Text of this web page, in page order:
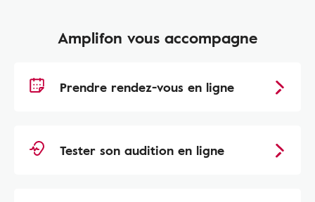
Amplifon vous accompagne
Prendre rendez-vous en ligne
Tester son audition en ligne